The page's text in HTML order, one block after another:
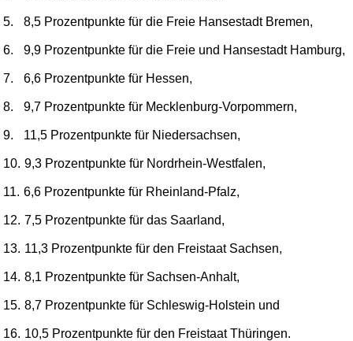
5. 8,5 Prozentpunkte für die Freie Hansestadt Bremen,
6. 9,9 Prozentpunkte für die Freie und Hansestadt Hamburg,
7. 6,6 Prozentpunkte für Hessen,
8. 9,7 Prozentpunkte für Mecklenburg-Vorpommern,
9. 11,5 Prozentpunkte für Niedersachsen,
10. 9,3 Prozentpunkte für Nordrhein-Westfalen,
11. 6,6 Prozentpunkte für Rheinland-Pfalz,
12. 7,5 Prozentpunkte für das Saarland,
13. 11,3 Prozentpunkte für den Freistaat Sachsen,
14. 8,1 Prozentpunkte für Sachsen-Anhalt,
15. 8,7 Prozentpunkte für Schleswig-Holstein und
16. 10,5 Prozentpunkte für den Freistaat Thüringen.